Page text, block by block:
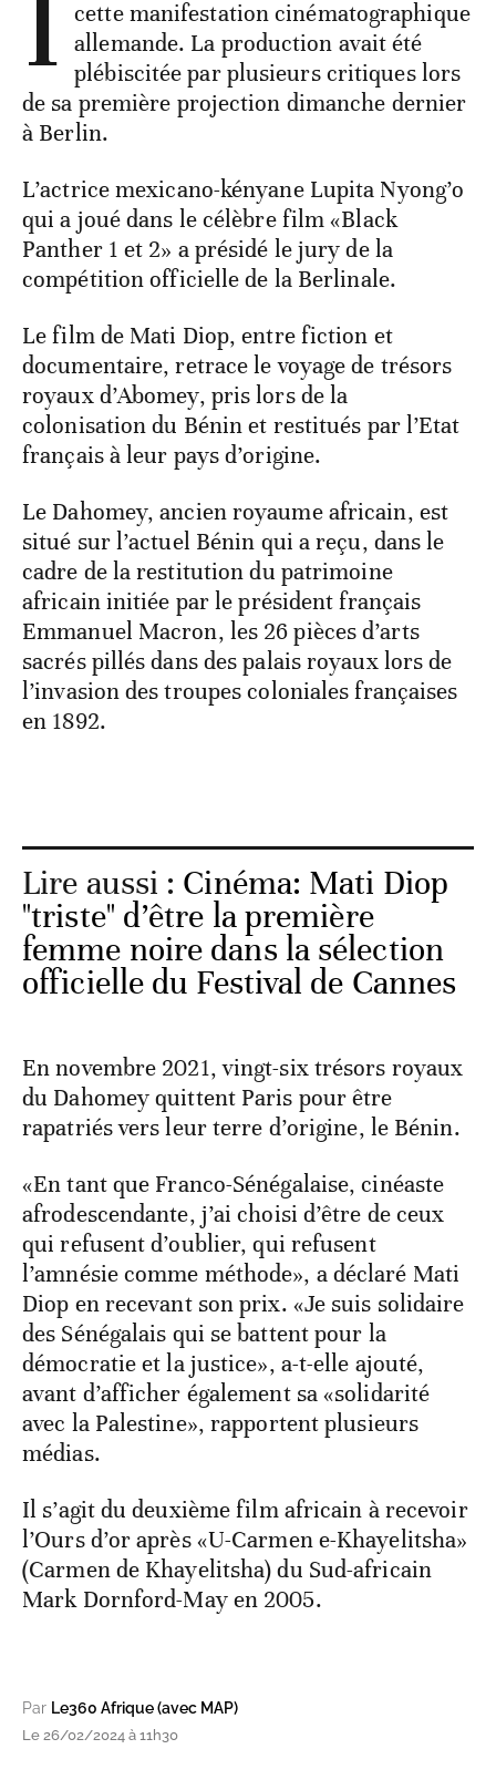
cette manifestation cinématographique
allemande. La production avait été
plébiscitée par plusieurs critiques lors
de sa première projection dimanche dernier
à Berlin.
L’actrice mexicano-kényane Lupita Nyong’o
qui a joué dans le célèbre film «Black
Panther 1 et 2» a présidé le jury de la
compétition officielle de la Berlinale.
Le film de Mati Diop, entre fiction et
documentaire, retrace le voyage de trésors
royaux d’Abomey, pris lors de la
colonisation du Bénin et restitués par l’Etat
français à leur pays d’origine.
Le Dahomey, ancien royaume africain, est
situé sur l’actuel Bénin qui a reçu, dans le
cadre de la restitution du patrimoine
africain initiée par le président français
Emmanuel Macron, les 26 pièces d’arts
sacrés pillés dans des palais royaux lors de
l’invasion des troupes coloniales françaises
en 1892.
Lire aussi : Cinéma: Mati Diop
"triste" d’être la première
femme noire dans la sélection
officielle du Festival de Cannes
En novembre 2021, vingt-six trésors royaux
du Dahomey quittent Paris pour être
rapatriés vers leur terre d’origine, le Bénin.
«En tant que Franco-Sénégalaise, cinéaste
afrodescendante, j’ai choisi d’être de ceux
qui refusent d’oublier, qui refusent
l’amnésie comme méthode», a déclaré Mati
Diop en recevant son prix. «Je suis solidaire
des Sénégalais qui se battent pour la
démocratie et la justice», a-t-elle ajouté,
avant d’afficher également sa «solidarité
avec la Palestine», rapportent plusieurs
médias.
Il s’agit du deuxième film africain à recevoir
l’Ours d’or après «U-Carmen e-Khayelitsha»
(Carmen de Khayelitsha) du Sud-africain
Mark Dornford-May en 2005.
Par Le360 Afrique (avec MAP)
Le 26/02/2024 à 11h30